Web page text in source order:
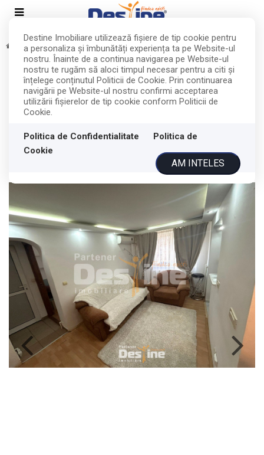
Destine Imobiliare utilizează fişiere de tip cookie pentru
a personaliza și îmbunătăți experiența ta pe Website-ul
nostru. Înainte de a continua navigarea pe Website-ul
nostru te rugăm să aloci timpul necesar pentru a citi și
înțelege conținutul Politicii de Cookie. Prin continuarea
navigării pe Website-ul nostru confirmi acceptarea
utilizării fişierelor de tip cookie conform Politicii de
Cookie.
Politica de Confidentialitate
Politica de
Cookie
AM INTELES
Vanzare Apartamente Iasi Podu Ros
Podu Ros - Apartament 3 camere
semidecomandat, MOBILAT și
UTILAT
Iasi, Podu Ros 81.000€